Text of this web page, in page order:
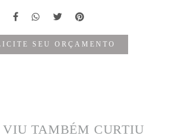
SEU ORÇAMENTO
VIU TAMBÉM CURTIU